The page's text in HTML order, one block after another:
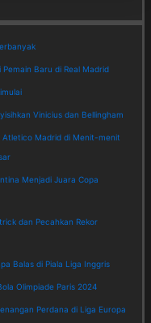
Baru di Real Madrid
Vinicius dan Bellingham
Atletico Madrid di Menit-menit
Menjadi Juara Copa
dan Pecahkan Rekor
Balas di Piala Liga Inggris
Olimpiade Paris 2024
Perdana di Liga Europa